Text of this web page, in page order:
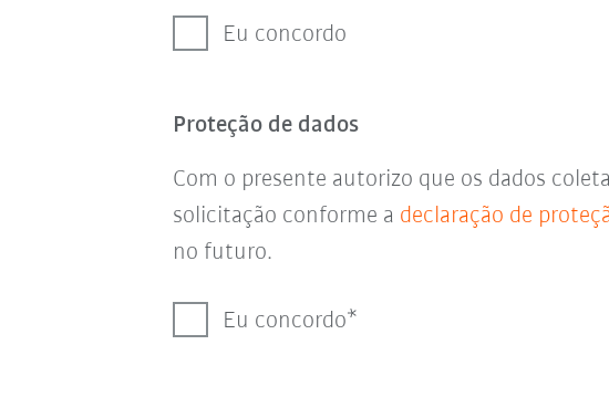
Eu concordo
Proteção de dados
Com o presente autorizo que os dados
solicitação conforme a declaração de
no futuro.
Eu concordo